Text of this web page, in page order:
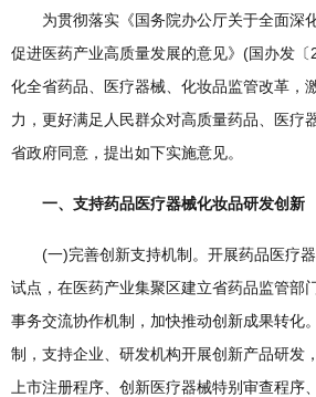
为贯彻落实《国务院办公厅关于全面深
促进医药产业高质量发展的意见》(国办发
化全省药品、医疗器械、化妆品监管改革，
力，更好满足人民群众对高质量药品、医疗
省政府同意，提出如下实施意见。
一、支持药品医疗器械化妆品研发创新
(一)完善创新支持机制。开展药品医疗器
试点，在医药产业集聚区建立省药品监管部
事务交流协作机制，加快推动创新成果转化
制，支持企业、研发机构开展创新产品研发
上市注册程序、创新医疗器械特别审查程序